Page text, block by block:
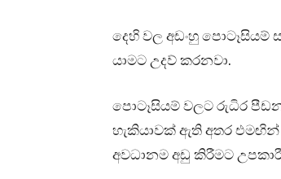
දෙහි වල අඩංහු පොටෑසියම්
යාමට උදව් කරනවා.
පොටෑසියම් වලට රුධිර
හැකියාවක් ඇති අතර එමඟින්
අවධානම අඩු කිරීමට